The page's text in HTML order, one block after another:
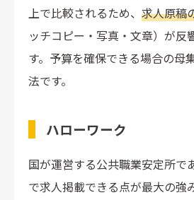
上で比較されるため、 求人原稿
ッチコピー・写真・文章）が反
す。予算を確保できる場合の母
法です。
ハローワーク
国が運営する公共職業安定所で
で求人掲載できる点が最大の強